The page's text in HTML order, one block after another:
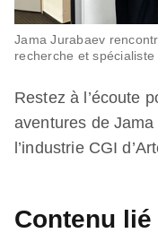
Jama Jurabaev
recherche et spécialiste
Restez à l’écoute
aventures de
l’industrie CGI
Contenu lié